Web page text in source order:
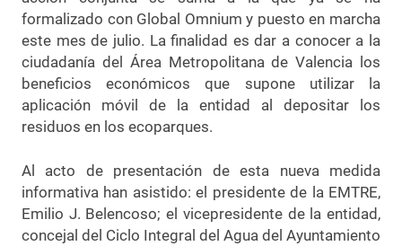
formalizado con Global Omnium y puesto en marcha
este mes de julio. La finalidad es dar a conocer a la
ciudadanía del Área Metropolitana de Valencia los
beneficios económicos que supone utilizar la
aplicación móvil de la entidad al depositar los
residuos en los ecoparques.
Al acto de presentación de esta nueva medida
informativa han asistido: el presidente de la EMTRE,
Emilio J. Belencoso; el vicepresidente de la entidad,
concejal del Ciclo Integral del Agua del Ayuntamiento